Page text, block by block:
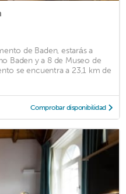
de Baden, estarás a
Baden y a 8 de Museo de
se encuentra a 23,1 km de
Comprobar disponibilidad